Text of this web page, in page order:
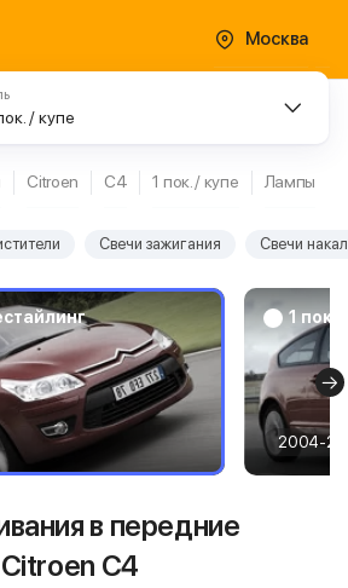
Москва
/ купе
Citroen C4 1 пок. / купе Лампы
Свечи зажигания Свечи
1 пок.
2004-
в передние
C4